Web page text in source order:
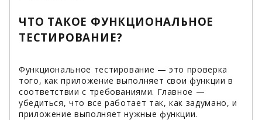
ЧТО ТАКОЕ ФУНКЦИОНАЛЬНОЕ
ТЕСТИРОВАНИЕ?
Функциональное тестирование — это проверка
того, как приложение выполняет свои функции в
соответствии с требованиями. Главное —
убедиться, что все работает так, как задумано, и
приложение выполняет нужные функции.